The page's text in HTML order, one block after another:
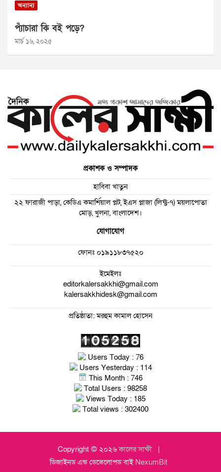
অন্যান্য
প্যাঁচারা কি বই পড়ে?
মার্চ ১৬, ২০২৫
প্রকাশক ও সম্পাদক
হাবিবা খাতুন
২২ ফারাজী পাড়া, কেডিএ কমার্শিয়াল প্লট, ইএস প্লাজা (লিফ্ট-৭) ময়লাপোতা
মোড়, খুলনা, বাংলাদেশ।
যোগাযোগ
ফোনঃ০১৯১১৮৩৭৫২০
ইমেইলঃ
editorkalersakkhi@gmail.com
kalersakkhidesk@gmail.com
প্রতিষ্ঠাতা: মরহুম কামাল হোসেন
Users Today : 76
Users Yesterday : 114
This Month : 746
Total Users : 98258
Views Today : 185
Total views : 302400
Copyright © ২০২৬কালের সাক্ষী
ডিজাইনড এন্ড ডেভেলোপড বাই NexumBit